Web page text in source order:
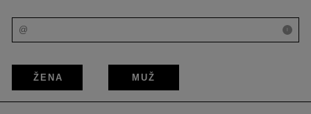
i
ŽENA MUŽ